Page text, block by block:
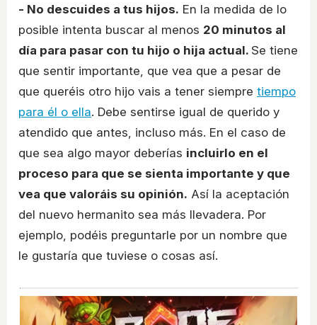
- No descuides a tus hijos. En la medida de lo
posible intenta buscar al menos 20 minutos al
día para pasar con tu hijo o hija actual. Se tiene
que sentir importante, que vea que a pesar de
que queréis otro hijo vais a tener siempre tiempo
para él o ella. Debe sentirse igual de querido y
atendido que antes, incluso más. En el caso de
que sea algo mayor deberías incluirlo en el
proceso para que se sienta importante y que
vea que valoráis su opinión. Así la aceptación
del nuevo hermanito sea más llevadera. Por
ejemplo, podéis preguntarle por un nombre que
le gustaría que tuviese o cosas así.